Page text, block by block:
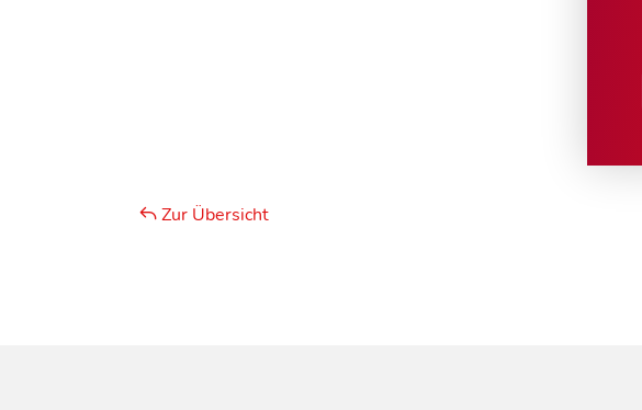
Zur Übersicht